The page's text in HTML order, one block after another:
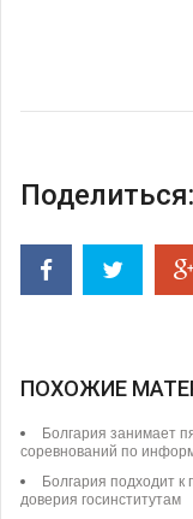
Поделиться:
ПОХОЖИЕ
Болгария занимает
соревнований по
Болгария подходит
доверия госинститутам